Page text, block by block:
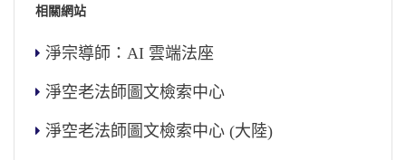
相關網站
淨宗導師：AI 雲端法座
淨空老法師圖文檢索中心
淨空老法師圖文檢索中心 (大陸)